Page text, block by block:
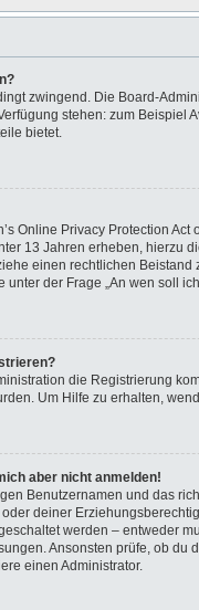
zwingend. Die Board-
stehen: zum Beispiel
bietet.
Online Privacy Protection
13 Jahren erheben, hierzu
einen rechtlichen
unter der Frage „An wen soll
die Registrierung
Um Hilfe zu erhalten,
aber nicht anmelden!
Benutzernamen und das
deiner
werden – entweder
Ansonsten prüfe, ob
einen Administrator.